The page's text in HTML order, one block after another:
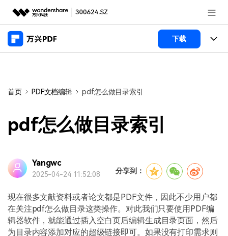
推荐产品
新闻中心
帮助中心
客服热线：4000-300624
下载
桌面端
万兴PDF Mac版
万兴PDF 安卓版
万兴PDF iOS版
PDF开发工具
功能
PDF新功能
PDF编辑器
PDF合并工具
PDF加密
PDF文件压缩
商业合作
企业采购
经销商招募
产品支持
常见问题
产品信息
首页 PDF文档编辑 pdf怎么做目录索引
pdf怎么做目录索引
Yangwc
2025-04-24 11:52:08 分享到：
现在很多文献资料或者论文都是PDF文件，因此不少用户都
在关注pdf怎么做目录这类操作。对此我们只要使用PDF编
辑器软件，就能通过插入空白页后编辑生成目录页面，然后
为目录内容添加对应的超级链接即可。如果没有打印需求则